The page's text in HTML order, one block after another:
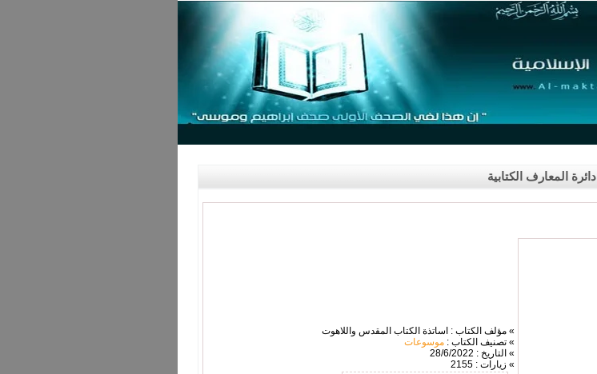
دائرة المعارف الكتابية
» مؤلف الكتاب : اساتذة الكتاب المقدس واللاهوت
» تصنيف الكتاب : موسوعات
» التاريخ : 28/6/2022
» زيارات : 2155